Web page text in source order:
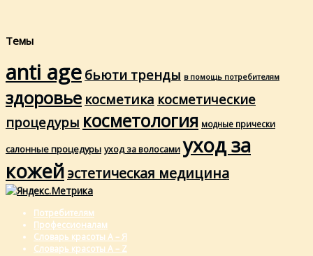
Темы
anti age бьюти тренды в помощь потребителям
здоровье косметика косметические
процедуры косметология модные прически
салонные процедуры уход за волосами уход за
кожейэстетическая медицина
Потребителям
Профессионалам
Словарь красоты А – Я
Словарь красоты A – Z